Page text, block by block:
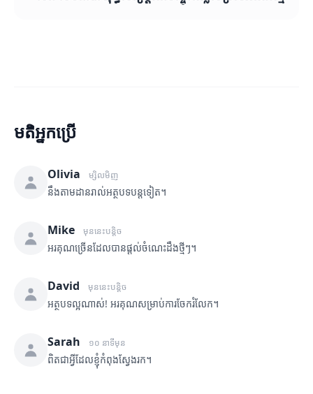
មតិអ្នកប្រើ
Olivia ម្សិលមិញ
នឹងតាមដានរាល់អត្ថបទបន្តទៀត។
Mike មុននេះបន្តិច
អរគុណច្រើនដែលបានផ្តល់ចំណេះដឹងថ្មីៗ។
David មុននេះបន្តិច
អត្ថបទល្អណាស់! អរគុណសម្រាប់ការចែករំលែក។
Sarah ១០ នាទីមុន
ពិតជាអ្វីដែលខ្ញុំកំពុងស្វែងរក។